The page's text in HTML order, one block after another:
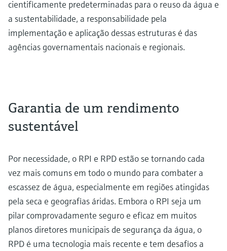
cientificamente predeterminadas para o reuso da água e
a sustentabilidade, a responsabilidade pela
implementação e aplicação dessas estruturas é das
agências governamentais nacionais e regionais.
Garantia de um rendimento
sustentável
Por necessidade, o RPI e RPD estão se tornando cada
vez mais comuns em todo o mundo para combater a
escassez de água, especialmente em regiões atingidas
pela seca e geografias áridas. Embora o RPI seja um
pilar comprovadamente seguro e eficaz em muitos
planos diretores municipais de segurança da água, o
RPD é uma tecnologia mais recente e tem desafios a